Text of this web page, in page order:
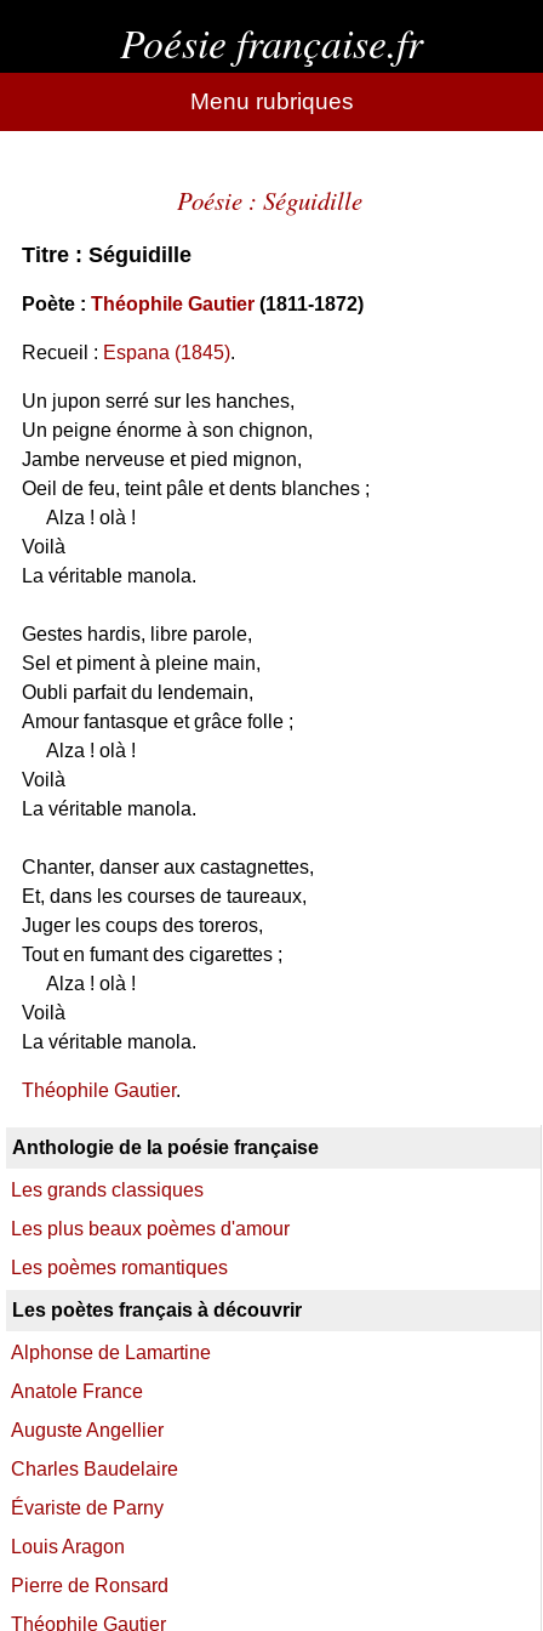
Poésie française.fr
Menu rubriques
Poésie : Séguidille
Titre : Séguidille
Poète : Théophile Gautier(1811-1872)
Recueil : Espana (1845).
Un jupon serré sur les hanches,
Un peigne énorme à son chignon,
Jambe nerveuse et pied mignon,
Oeil de feu, teint pâle et dents blanches ;
Alza ! olà !
Voilà
La véritable manola.
Gestes hardis, libre parole,
Sel et piment à pleine main,
Oubli parfait du lendemain,
Amour fantasque et grâce folle ;
Alza ! olà !
Voilà
La véritable manola.
Chanter, danser aux castagnettes,
Et, dans les courses de taureaux,
Juger les coups des toreros,
Tout en fumant des cigarettes ;
Alza ! olà !
Voilà
La véritable manola.
Théophile Gautier.
Anthologie de la poésie française
Les grands classiques
Les plus beaux poèmes d'amour
Les poèmes romantiques
Les poètes français à découvrir
Alphonse de Lamartine
Anatole France
Auguste Angellier
Charles Baudelaire
Évariste de Parny
Louis Aragon
Pierre de Ronsard
Théophile Gautier